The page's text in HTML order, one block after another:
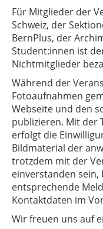
Für Mitglieder der
Schweiz, der
BernPlus, der
Student:innen ist
Nichtmitglieder
Während der
Fotoaufnahmen
Webseite und den
publizieren. Mit der
erfolgt die
Bildmaterial der
trotzdem mit der
einverstanden
entsprechende
Kontaktdaten im
Wir freuen uns auf